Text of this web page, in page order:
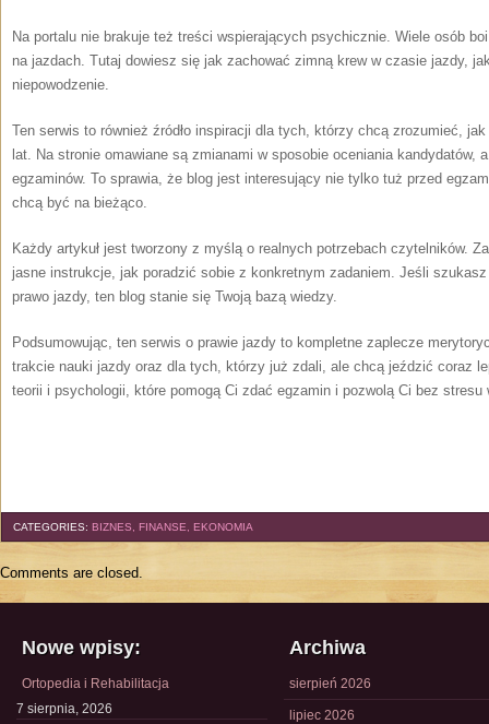
Na portalu nie brakuje też treści wspierających psychicznie. Wiele osób
na jazdach. Tutaj dowiesz się jak zachować zimną krew w czasie jazdy,
niepowodzenie.
Ten serwis to również źródło inspiracji dla tych, którzy chcą zrozumieć,
lat. Na stronie omawiane są zmianami w sposobie oceniania kandydatów,
egzaminów. To sprawia, że blog jest interesujący nie tylko tuż przed
chcą być na bieżąco.
Każdy artykuł jest tworzony z myślą o realnych potrzebach czytelników.
jasne instrukcje, jak poradzić sobie z konkretnym zadaniem. Jeśli
prawo jazdy, ten blog stanie się Twoją bazą wiedzy.
Podsumowując, ten serwis o prawie jazdy to kompletne zaplecze
trakcie nauki jazdy oraz dla tych, którzy już zdali, ale chcą jeździć coraz
teorii i psychologii, które pomogą Ci zdać egzamin i pozwolą Ci bez stresu
CATEGORIES: BIZNES, FINANSE, EKONOMIA
Comments are closed.
Nowe wpisy:
Ortopedia i Rehabilitacja
7 sierpnia, 2026
Archiwa
sierpień 2026
lipiec 2026